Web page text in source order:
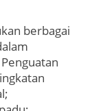
berbagai